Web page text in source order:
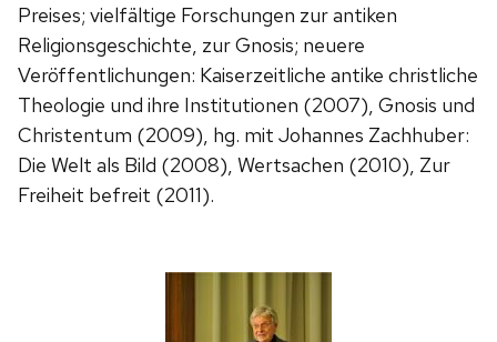
Preises; vielfältige Forschungen zur antiken
Religionsgeschichte, zur Gnosis; neuere
Veröffentlichungen: Kaiserzeitliche antike christliche
Theologie und ihre Institutionen (2007), Gnosis und
Christentum (2009), hg. mit Johannes Zachhuber:
Die Welt als Bild (2008), Wertsachen (2010), Zur
Freiheit befreit (2011).